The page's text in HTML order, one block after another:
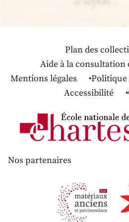
Plan des
Aide à la consultation
Mentions légales
Politique
Accessibilité
Nos partenaires